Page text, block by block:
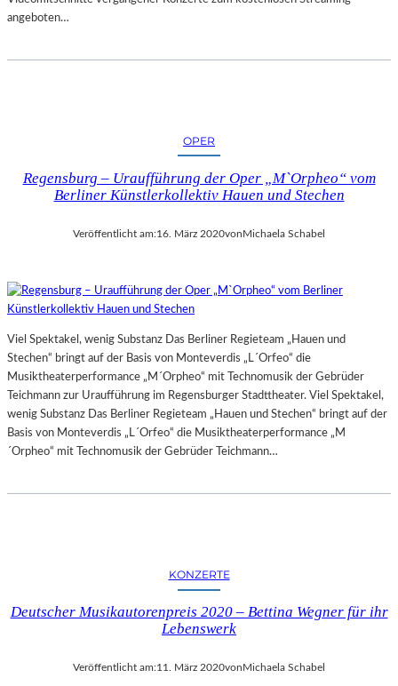
angeboten…
OPER
Regensburg – Uraufführung der Oper „M`Orpheo“ vom
Berliner Künstlerkollektiv Hauen und Stechen
Veröffentlicht am:16. März 2020vonMichaela Schabel
Viel Spektakel, wenig Substanz Das Berliner Regieteam „Hauen und
Stechen“ bringt auf der Basis von Monteverdis „L´Orfeo“ die
Musiktheaterperformance „M´Orpheo“ mit Technomusik der Gebrüder
Teichmann zur Uraufführung im Regensburger Stadttheater. Viel Spektakel,
wenig Substanz Das Berliner Regieteam „Hauen und Stechen“ bringt auf der
Basis von Monteverdis „L´Orfeo“ die Musiktheaterperformance „M
´Orpheo“ mit Technomusik der Gebrüder Teichmann…
KONZERTE
Deutscher Musikautorenpreis 2020 – Bettina Wegner für ihr
Lebenswerk
Veröffentlicht am:11. März 2020von Michaela Schabel